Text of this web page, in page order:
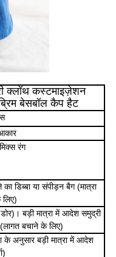
क्लॉथ कस्टमाइज़ेशन
बेसबॉल कैप हैट
रंग
डिब्बा या संपीड़न बैग (मात्रा
बड़ी मात्रा में आदेश समुद्री
बचाने के लिए)
के अनुसार बड़ी मात्रा में आदेश